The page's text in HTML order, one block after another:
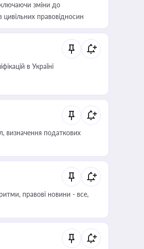
зміни до
правовідносин
в Україні
визначення податкових
правові новини - все,